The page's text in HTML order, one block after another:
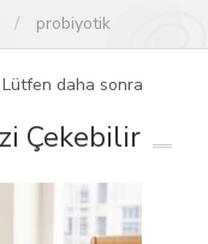
probiyotik
Lütfen daha sonra
Çekebilir